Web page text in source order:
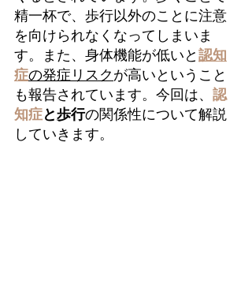
精一杯で、歩行以外のことに注意
を向けられなくなってしまいま
す。また、身体機能が低いと 認知
症の発症リスク が高いということ
も報告されています。今回は、 認
知症と歩行の関係性について解説
していきます。